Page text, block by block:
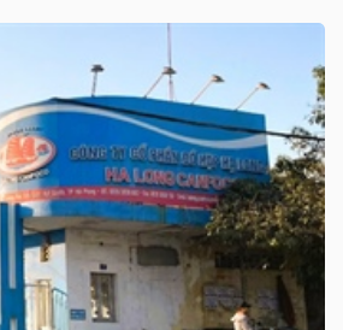
bộ Người liên quan Cổ đông lớn